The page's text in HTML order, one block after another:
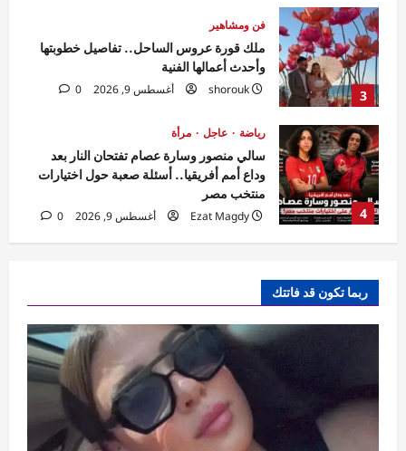
4
وداع أمم أفريقيا.. أسئلة صعبة حول اختيارات
منتخب مصر
Ezat Magdy
أغسطس 9, 2026 0
5
فن ومشاهير
بصوتها الدافئ وأدائها الاستثنائي.. مي فاروق
تحصد نجاحاً جماهيرياً لافتاً بـ «حبايبنا»
أغسطس 9, 2026
ميرنا نور الدين تتصدر التريند بإطلالة كاجوال
في أحدث ظهور عبر إنستجرام
shorouk
أغسطس 9, 2026 0
فن ومشاهير
توفيق عبد الحميد يحسم موقفه من العودة
للتمثيل بسبب حالته الصحية
shorouk
أغسطس 9, 2026 0
ربما تكون قد فاتتك